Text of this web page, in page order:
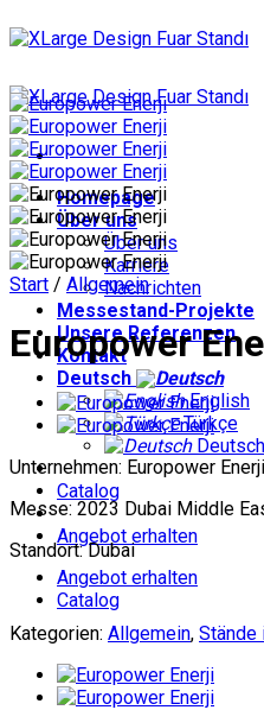
Inhalt
Homepage
Über uns
Über uns
Karriere
Nachrichten
Messestand-Projekte
Unsere Referenzen
Kontakt
Deutsch
English
Türkçe
Deutsch
Catalog
Angebot erhalten
Angebot erhalten
Catalog
Start / Allgemein
Europower
Unternehmen: Europower Enerji
Messe: 2023 Dubai Middle
Standort: Dubai
Kategorien: Allgemein, Stände